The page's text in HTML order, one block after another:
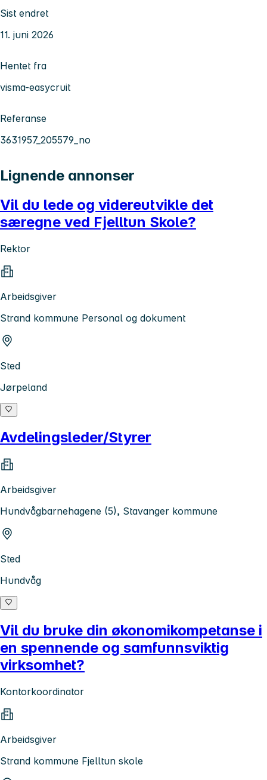
Sist endret
11. juni 2026
Hentet fra
visma-easycruit
Referanse
3631957_205579_no
Lignende annonser
Vil du lede og videreutvikle det
særegne ved Fjelltun Skole?
Rektor
Arbeidsgiver
Strand kommune Personal og dokument
Sted
Jørpeland
Avdelingsleder/Styrer
Arbeidsgiver
Hundvågbarnehagene (5), Stavanger kommune
Sted
Hundvåg
Vil du bruke din økonomikompetanse i
en spennende og samfunnsviktig
virksomhet?
Kontorkoordinator
Arbeidsgiver
Strand kommune Fjelltun skole